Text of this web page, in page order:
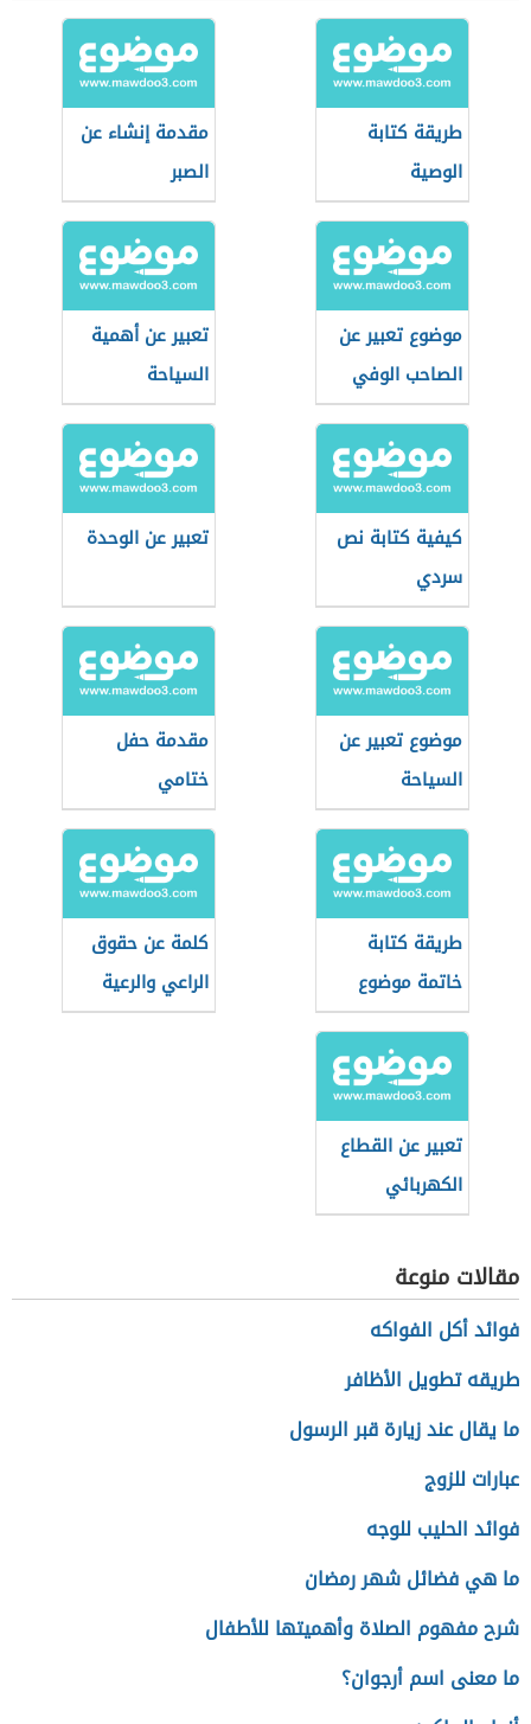
طريقة كتابة
الوصية
مقدمة إنشاء عن
الصبر
موضوع تعبير عن
الصاحب الوفي
تعبير عن أهمية
السياحة
كيفية كتابة نص
سردي
تعبير عن الوحدة
موضوع تعبير عن
السياحة
مقدمة حفل
ختامي
طريقة كتابة
خاتمة موضوع
التعبير
كلمة عن حقوق
الراعي والرعية
تعبير عن القطاع
الكهربائي
مقالات منوعة
فوائد أكل الفواكه
طريقه تطويل الأظافر
ما يقال عند زيارة قبر الرسول
عبارات للزوج
فوائد الحليب للوجه
ما هي فضائل شهر رمضان
شرح مفهوم الصلاة وأهميتها للأطفال
ما معنى اسم أرجوان؟